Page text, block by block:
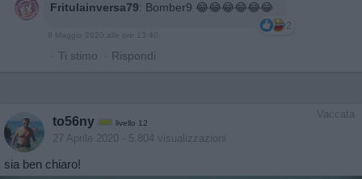
Fritulainversa79: Bomber9 😂😂😂😂😂😂
2
· Ti stimo · Rispondi
Vaccata
to56ny livello 12
27 Aprile 2020 - 5.804 visualizzazioni
sia ben chiaro!